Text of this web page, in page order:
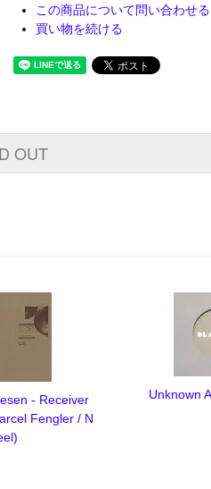
この商品について問い合わせる
買い物を続ける
OUT
- Receiver
Fengler / N
Unknown